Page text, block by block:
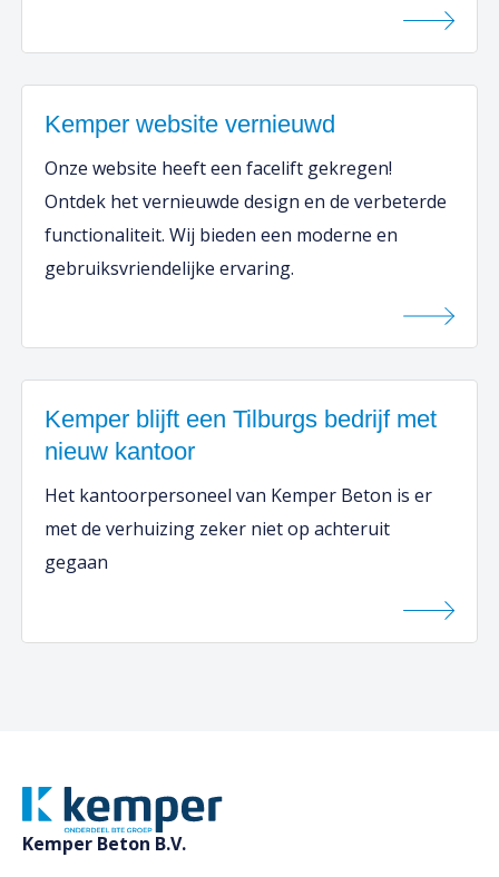
Kemper website vernieuwd
Onze website heeft een facelift gekregen!
Ontdek het vernieuwde design en de verbeterde
functionaliteit. Wij bieden een moderne en
gebruiksvriendelijke ervaring.
Kemper blijft een Tilburgs bedrijf met
nieuw kantoor
Het kantoorpersoneel van Kemper Beton is er
met de verhuizing zeker niet op achteruit
gegaan
Kemper Beton B.V.